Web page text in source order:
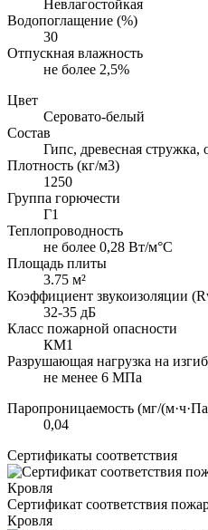
Невлагостойкая
Водопоглащение (%)
30
Отпускная влажность
не более 2,5%
Цвет
Серовато-белый
Состав
Гипс, древесная стружка,
Плотность (кг/м3)
1250
Группа горючести
Г1
Теплопроводность
не более 0,28 Вт/м°С
Площадь плиты
3.75 м²
Коэффициент звукоизоляции
32-35 дБ
Класс пожарной опасности
КМ1
Разрушающая нагрузка на изгиб
не менее 6 МПа
Паропроницаемость (мг/
0,04
Сертификаты соответствия
Сертификат соответствия
Кровля